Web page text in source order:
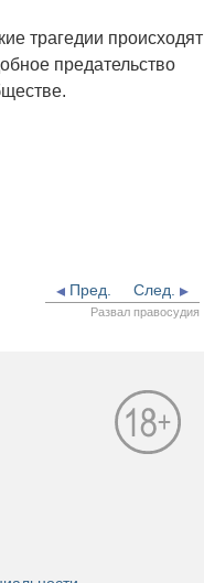
трагедии происходят
предательство
След.
Пред.
Развал правосудия